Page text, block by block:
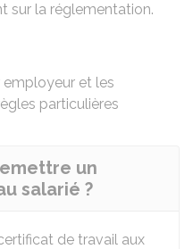
sur la réglementation.
employeur et les
particulières
un
salarié ?
de travail aux